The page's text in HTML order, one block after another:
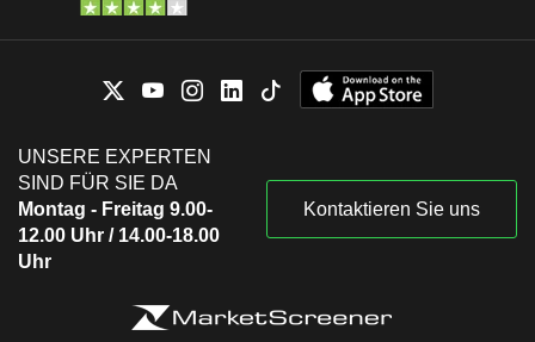
UNSERE EXPERTEN
SIND FÜR SIE DA
Montag - Freitag 9.00-
12.00 Uhr / 14.00-18.00
Uhr
Kontaktieren Sie uns